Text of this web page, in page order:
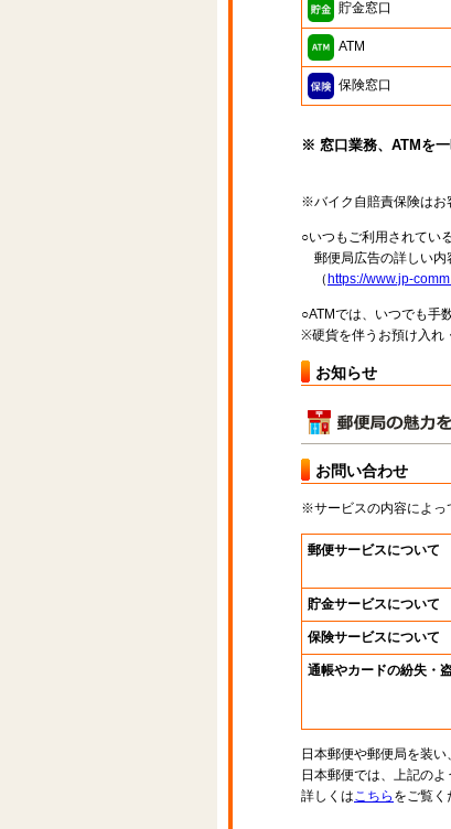
貯金窓口
ATM
保険窓口
※ 窓口業務、ATMを一
※バイク自賠責保険はお
○いつもご利用されてい
郵便局広告の詳しい内
（ https://www.jp-
○ATMでは、いつでも手
※硬貨を伴うお預け入れ
お知らせ
お問い合わせ
※サービスの内容によっ
郵便サービスについて
貯金サービスについて
保険サービスについて
通帳やカードの紛失・
日本郵便や郵便局を装
日本郵便では、上記の
詳しくはこちら をご覧く